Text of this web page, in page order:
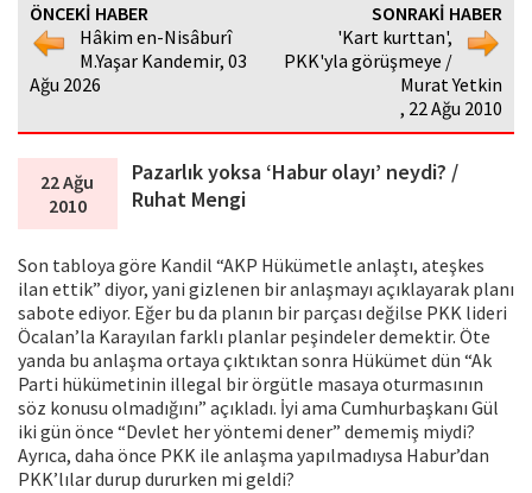
ÖNCEKİ HABER
Hâkim en-Nisâburî
M.Yaşar Kandemir, 03
Ağu 2026
SONRAKİ HABER
'Kart kurttan',
PKK'yla görüşmeye /
Murat Yetkin
, 22 Ağu 2010
22 Ağu
2010
Pazarlık yoksa ‘Habur olayı’ neydi? /
Ruhat Mengi
Son tabloya göre Kandil “AKP Hükümetle anlaştı, ateşkes
ilan ettik” diyor, yani gizlenen bir anlaşmayı açıklayarak planı
sabote ediyor. Eğer bu da planın bir parçası değilse PKK lideri
Öcalan’la Karayılan farklı planlar peşindeler demektir. Öte
yanda bu anlaşma ortaya çıktıktan sonra Hükümet dün “Ak
Parti hükümetinin illegal bir örgütle masaya oturmasının
söz konusu olmadığını” açıkladı. İyi ama Cumhurbaşkanı Gül
iki gün önce “Devlet her yöntemi dener” dememiş miydi?
Ayrıca, daha önce PKK ile anlaşma yapılmadıysa Habur’dan
PKK’lılar durup dururken mi geldi?